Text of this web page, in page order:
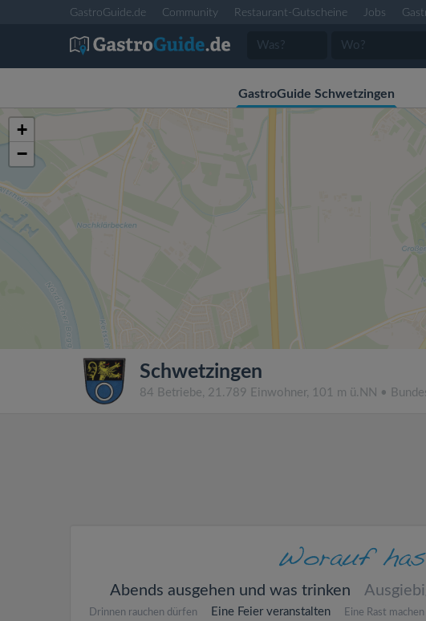
GastroGuide.de Community Restaurant-Gutscheine Jobs
GastroGuide Schwetzingen
+
−
Schwetzingen
84 Betriebe, 21.789 Einwohner, 101 m ü.NN •
Abends ausgehen und was trinken
Drinnen rauchen dürfen
Eine Feier veranstalten Eine Rast machen